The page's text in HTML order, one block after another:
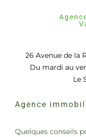
26 Avenue de la
Du mardi au
Le
Agence
Quelques conseils